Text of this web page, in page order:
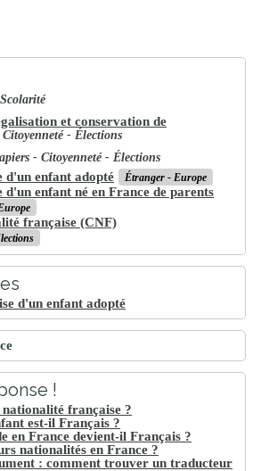
et conservation de
- Élections
- Citoyenneté - Élections
d'un enfant adopté Étranger - Europe
enfant né en France de parents
française (CNF)
d'un enfant adopté
!
française ?
est-il Français ?
en France devient-il Français ?
nationalités en France ?
: comment trouver un traducteur